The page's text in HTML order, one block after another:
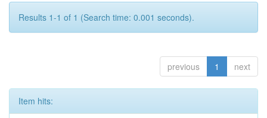
Results 1-1 of 1 (Search time: 0.001 seconds).
previous 1 next
Item hits: